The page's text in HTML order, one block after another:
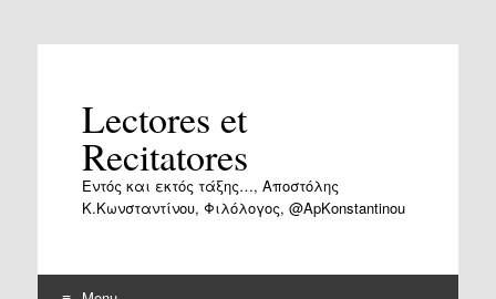
Lectores et
Recitatores
Εντός και εκτός τάξης…, Αποστόλης
Κ.Κωνσταντίνου, Φιλόλογος, @ApKonstantinou